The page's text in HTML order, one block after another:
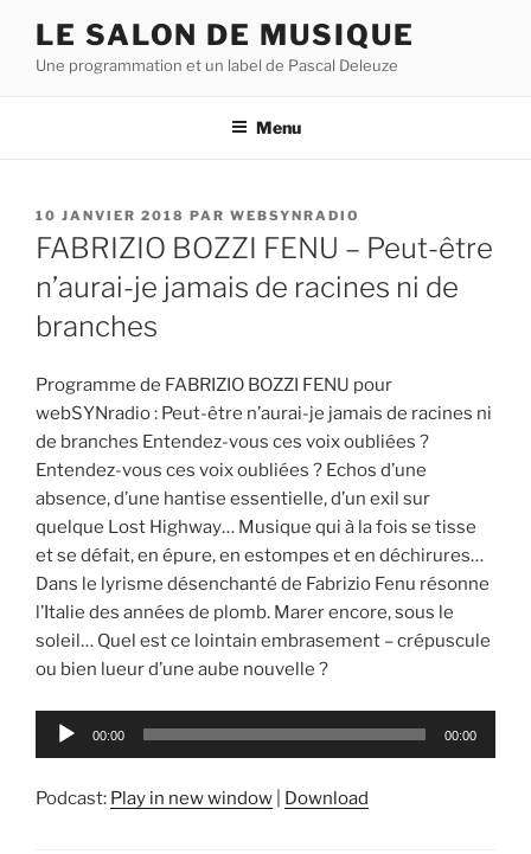
contenu
LE SALON DE MUSIQUE
Une programmation et un label de Pascal Deleuze
Menu
PUBLIÉ
LE
10 JANVIER 2018 PAR WEBSYNRADIO
FABRIZIO BOZZI FENU – Peut-être
n’aurai-je jamais de racines ni de
branches
Programme de FABRIZIO BOZZI FENU pour
webSYNradio : Peut-être n’aurai-je jamais de racines ni
de branches Entendez-vous ces voix oubliées ?
Entendez-vous ces voix oubliées ? Echos d’une
absence, d’une hantise essentielle, d’un exil sur
quelque Lost Highway… Musique qui à la fois se tisse
et se défait, en épure, en estompes et en déchirures…
Dans le lyrisme désenchanté de Fabrizio Fenu résonne
l’Italie des années de plomb. Marer encore, sous le
soleil… Quel est ce lointain embrasement – crépuscule
ou bien lueur d’une aube nouvelle ?
Lecteur
00:00 00:00
Podcast: Play in new window Download